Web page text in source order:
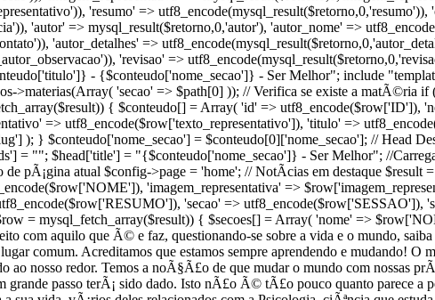
'resumo' =>
'autor' => mysql_result($retorno,0,'autor'), 'autor_nome' =>
'autor_detalhes' =>
'revisao' =>
- {$conteudo['nome_secao']} - Ser Melhor"; include
>materias(Array( 'secao' => $path[0] )); // Verifica se existe a
{ $conteudo[] = Array( 'id' => utf8_encode($row['ID']),
=> utf8_encode($row['texto_representativo']), 'titulo' =>
); } $conteudo['nome_secao'] = $conteudo[0]['nome_secao']; // Head
= ""; $head['title'] = "{$conteudo['nome_secao']} - Ser Melhor"; //
pÃ¡gina atual $config->page = 'home'; // NotÃ­cias em destaque $result
'imagem_representativa' =>
'secao' => utf8_encode($row['SESSAO']),
= mysql_fetch_array($result)) { $secoes[] = Array( 'nome' =>
com aquilo que Ã© e faz, questionando-se sobre a vida e o mundo,
comum. Acreditamos que estamos sempre aprendendo e mudando! O
ao nosso redor. Temos a noÃ§Ã£o de que mudar o mundo com nossas
grande passo terÃ¡ sido dado. Isto nÃ£o Ã© tÃ£o pouco quanto parece